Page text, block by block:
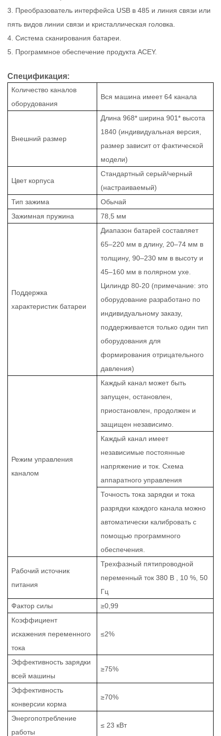
3. Преобразователь интерфейса USB в 485 и линия связи или
пять видов линии связи и кристаллическая головка.
4. Система сканирования батареи.
5. Программное обеспечение продукта ACEY.
Спецификация:
Количество каналов
оборудования
Вся машина имеет 64 канала
Внешний размер
Длина 968* ширина 901* высота
1840 (индивидуальная версия,
размер зависит от фактической
модели)
Цвет корпуса
Стандартный серый/черный
(настраиваемый)
Тип зажима
Обычай
Зажимная пружина
78,5 мм
Поддержка
характеристик батареи
Диапазон батарей составляет
65–220 мм в длину, 20–74 мм в
толщину, 90–230 мм в высоту и
45–160 мм в полярном ухе.
Цилиндр 80-20 (примечание: это
оборудование разработано по
индивидуальному заказу,
поддерживается только один тип
оборудования для
формирования отрицательного
давления)
Режим управления
каналом
Каждый канал может быть
запущен, остановлен,
приостановлен, продолжен и
защищен независимо.
Каждый канал имеет
независимые постоянные
напряжение и ток. Схема
аппаратного управления
Точность тока зарядки и тока
разрядки каждого канала можно
автоматически калибровать с
помощью программного
обеспечения.
Рабочий источник
питания
Трехфазный пятипроводной
переменныйток 380 В
, 10 %, 50
Гц
Фактор силы
≥0,99
Коэффициент
искажения переменного
тока
≤2%
Эффективность зарядки
всей машины
≥75%
Эффективность
конверсии корма
≥70%
Энергопотребление
работы
≤ 23 кВт